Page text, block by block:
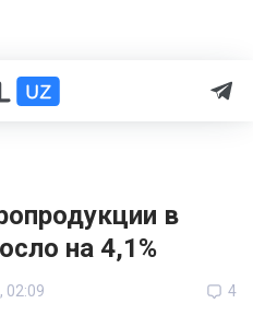
в
на 4,1%
02:09 4